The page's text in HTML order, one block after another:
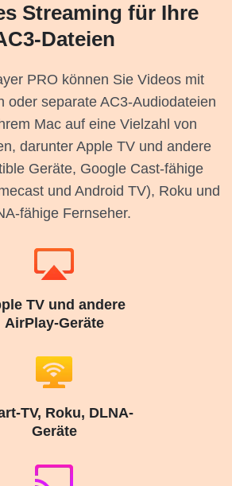
Streaming für Ihre
Dateien
PRO können Sie Videos mit
oder separate AC3-Audiodateien
Mac auf eine Vielzahl von
darunter Apple TV und andere
Geräte, Google Cast-fähige
und Android TV), Roku und
fähige Fernseher.
TV und andere
AirPlay-Geräte
TV, Roku, DLNA-
Geräte